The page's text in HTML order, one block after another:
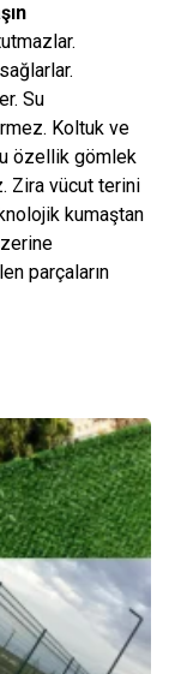
Su
Koltuk ve
özellik gömlek
Zira vücut terini
kumaştan
parçaların